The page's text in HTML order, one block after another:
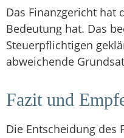
Das Finanzgericht hat
Bedeutung hat. Das
Steuerpflichtigen
abweichende
Fazit und
Die Entscheidung des